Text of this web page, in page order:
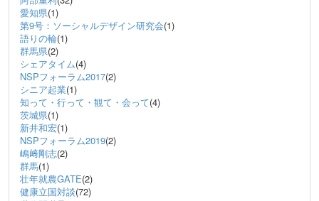
愛知県(1)
第9号：ソーシャルデザイン研究会(1)
語りの輪(1)
群馬県(2)
シェアタイム(4)
NSPフォーラム2017(2)
シニア起業(1)
知って・行って・観て・会って(4)
茨城県(1)
新井和宏(1)
NSPフォーラム2019(2)
嶋﨑剛志(2)
群馬(1)
壮年就農GATE(2)
健康立国対談(72)